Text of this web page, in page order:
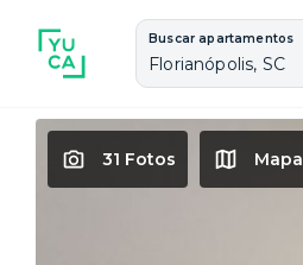
Buscar apartamentos
Florianópolis, SC
31 Fotos Mapa